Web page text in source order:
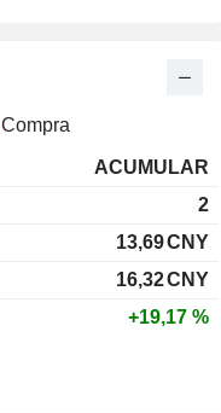
Compra
ACUMULAR
2
13,69CNY
16,32CNY
+19,17 %